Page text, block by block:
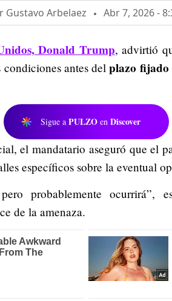
Gustavo Arbelaez Abr 7, 2026 -
Donald Trump, advirtió
condiciones antes delplazo fijado
Sigue a PULZO en Discover
el mandatario aseguró que el
específicos sobre la eventual
probablemente ocurrirá”,
de la amenaza.